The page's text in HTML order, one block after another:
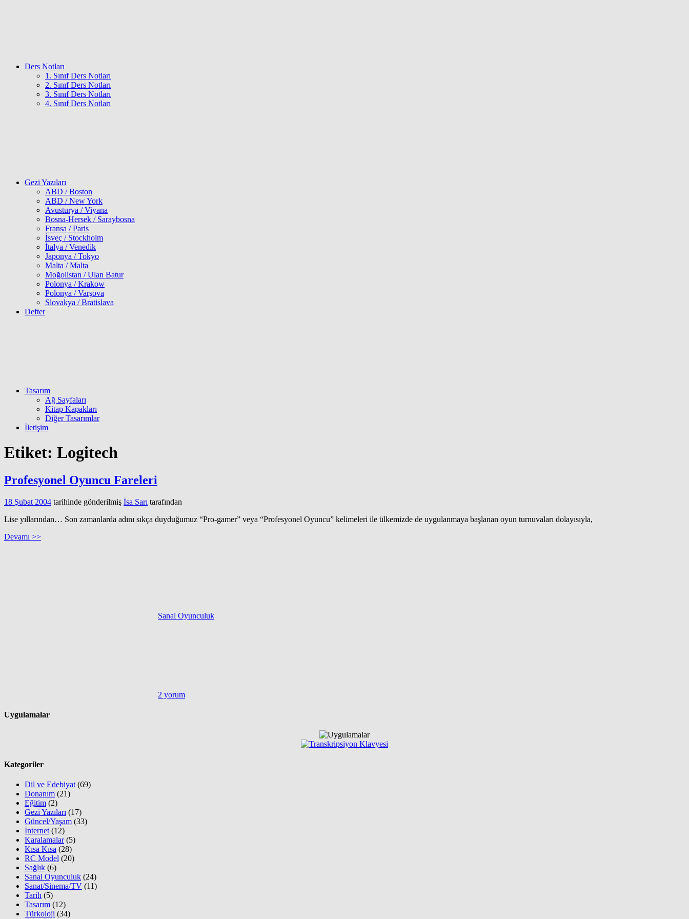
Ders Notları
1. Sınıf Ders Notları
2. Sınıf Ders Notları
3. Sınıf Ders Notları
4. Sınıf Ders Notları
Gezi Yazıları
ABD / Boston
ABD / New York
Avusturya / Viyana
Bosna-Hersek / Saraybosna
Fransa / Paris
İsveç / Stockholm
İtalya / Venedik
Japonya / Tokyo
Malta / Malta
Moğolistan / Ulan Batur
Polonya / Krakow
Polonya / Varşova
Slovakya / Bratislava
Defter
Tasarım
Ağ Sayfaları
Kitap Kapakları
Diğer Tasarımlar
İletişim
Etiket: Logitech
Profesyonel Oyuncu Fareleri
18 Şubat 2004 tarihinde gönderilmiş İsa Sarı tarafından
Lise yıllarından… Son zamanlarda adını sıkça duyduğumuz “Pro-gamer” veya “Profesyonel Oyuncu” kelimeleri ile ülkemizde de uygulanmaya başlanan oyun turnuvaları dolayısıyla,
Devamı >>
Sanal Oyunculuk
2 yorum
Uygulamalar
Kategoriler
Dil ve Edebiyat (69)
Donanım (21)
Eğitim (2)
Gezi Yazıları (17)
Güncel/Yaşam (33)
İnternet (12)
Karalamalar(5)
Kısa Kısa (28)
RC Model (20)
Sağlık (6)
Sanal Oyunculuk (24)
Sanat/Sinema/TV (11)
Tarih (5)
Tasarım (12)
Türkoloji (34)